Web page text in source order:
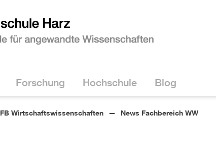
Forschung Hochschule Blog
FB Wirtschaftswissenschaften News Fachbereich WW